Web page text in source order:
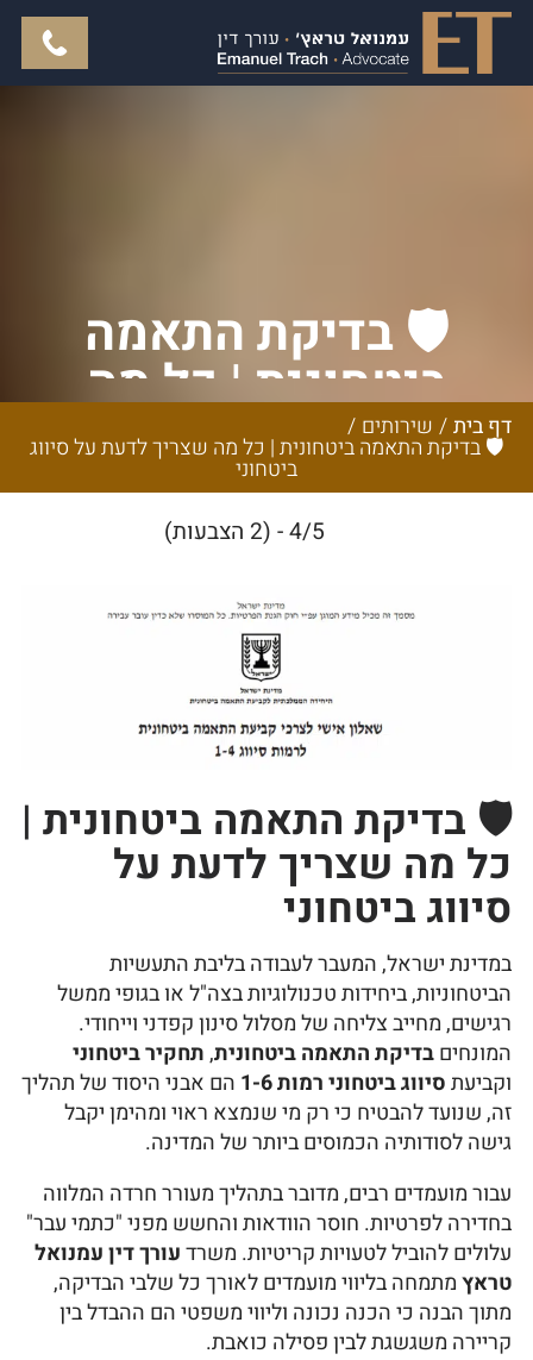
🛡️ בדיקת התאמה
ביטחונית | כל מה
שצריך לדעת על סיווג
ביטחוני
דף בית/ שירותים /
🛡️ בדיקת התאמה ביטחונית | כל מה שצריך לדעת על סיווג
ביטחוני
4/5 - (2 הצבעות)
🛡️ בדיקת התאמה ביטחונית |
כל מה שצריך לדעת על
סיווג ביטחוני
במדינת ישראל, המעבר לעבודה בליבת התעשיות
הביטחוניות, ביחידות טכנולוגיות בצה"ל או בגופי ממשל
רגישים, מחייב צליחה של מסלול סינון קפדני וייחודי.
המונחיםבדיקת התאמה ביטחונית,תחקיר ביטחוני
וקביעתסיווג ביטחוני רמות 1-6
הם אבני היסוד של תהליך
זה, שנועד להבטיח כי רק מי שנמצא ראוי ומהימן יקבל
גישה לסודותיה הכמוסים ביותר של המדינה.
עבור מועמדים רבים, מדובר בתהליך מעורר חרדה המלווה
בחדירה לפרטיות. חוסר הוודאות והחשש מפני "כתמי עבר"
עלולים להוביל לטעויות קריטיות. משרדעורך דין עמנואל
טראץמתמחה בליווי מועמדים לאורך כל שלבי הבדיקה,
מתוך הבנה כי הכנה נכונה וליווי משפטי הם ההבדל בין
קריירה משגשגת לבין פסילה כואבת.